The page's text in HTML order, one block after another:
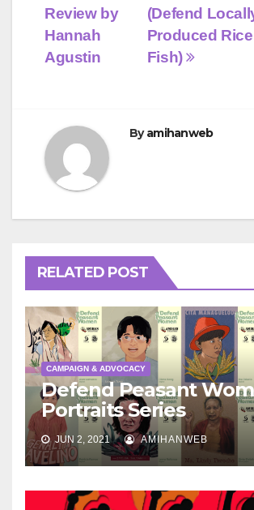
navigation(Defend
Produced
Fish)
Review by
Hannah
Agustin
Byamihanweb
RELATED POST
CAMPAIGN & ADVOCACY
Defend Peasant
Portraits Series
JUN 2, 2021 AMIHANWEB